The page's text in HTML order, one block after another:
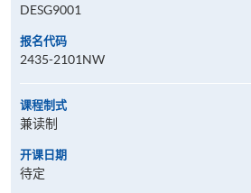
DESG9001
报名代码
2435-2101NW
课程制式
兼读制
开课日期
待定